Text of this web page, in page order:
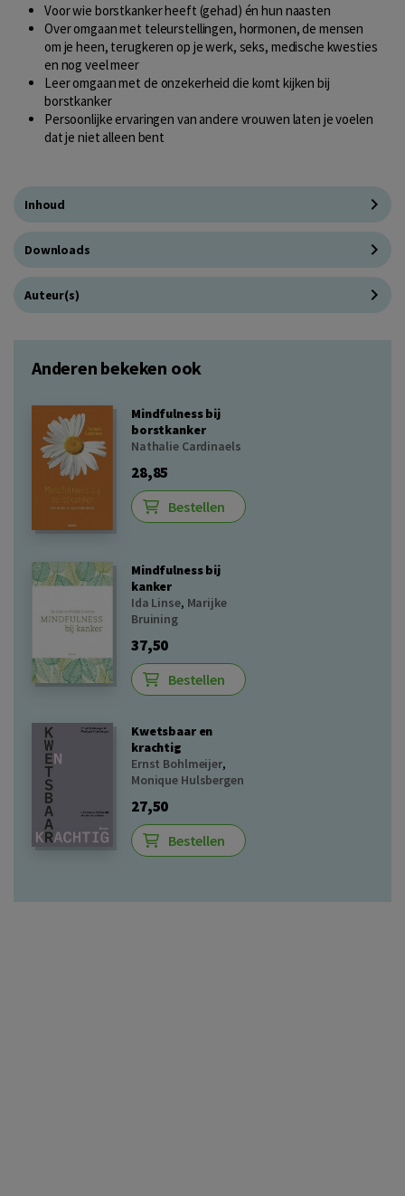
Voor wie borstkanker heeft (gehad) én hun naasten
Over omgaan met teleurstellingen, hormonen, de mensen
om je heen, terugkeren op je werk, seks, medische kwesties
en nog veel meer
Leer omgaan met de onzekerheid die komt kijken bij
borstkanker
Persoonlijke ervaringen van andere vrouwen laten je voelen
dat je niet alleen bent
Inhoud
Downloads
Auteur(s)
Anderen bekeken ook
Mindfulness bij
borstkanker
Nathalie Cardinaels
28,85
Bestellen
Mindfulness bij
kanker
Ida Linse, Marijke
Bruining
37,50
Bestellen
Kwetsbaar en
krachtig
Ernst Bohlmeijer,
Monique Hulsbergen
27,50
Bestellen